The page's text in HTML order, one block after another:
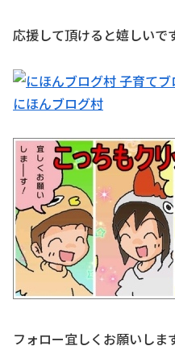
応援して頂けると嬉しい
にほんブログ村
フォロー宜しくお願いし